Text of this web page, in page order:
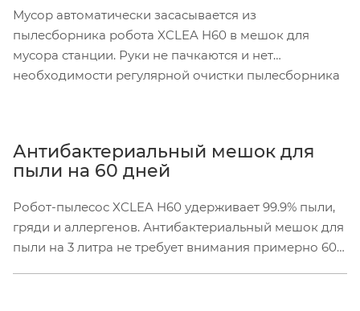
Мусор автоматически засасывается из
пылесборника робота XCLEA H60 в мешок для
мусора станции. Руки не пачкаются и нет
необходимости регулярной очистки пылесборника
Антибактериальный мешок для
пыли на 60 дней
Робот-пылесос XCLEA H60 удерживает 99.9% пыли,
гряди и аллергенов. Антибактериальный мешок для
пыли на 3 литра не требует внимания примерно 60